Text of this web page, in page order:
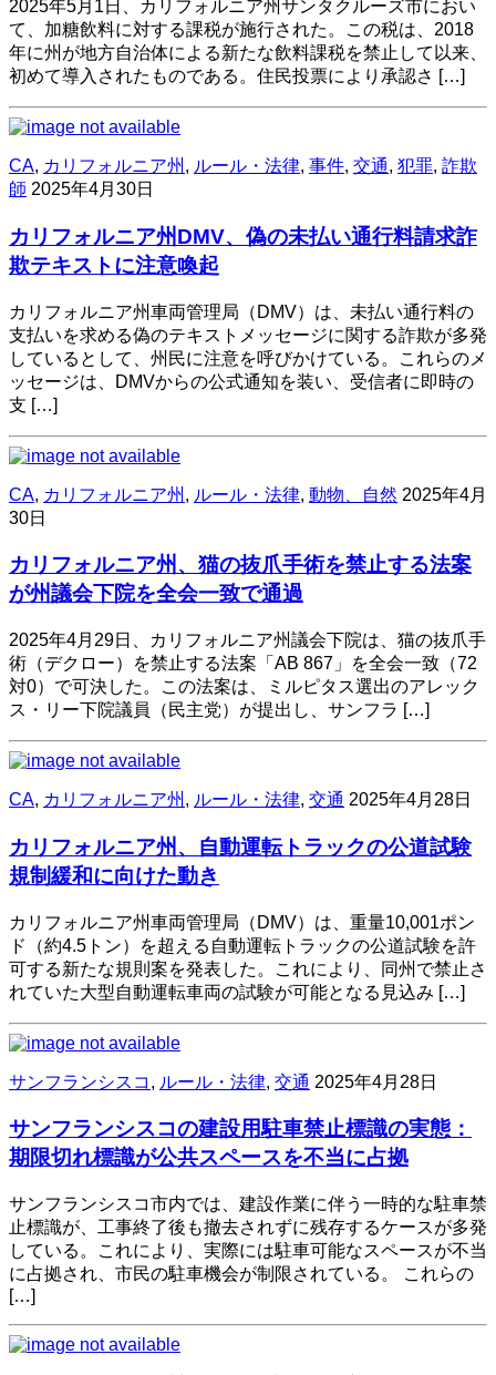
2025年5月1日、カリフォルニア州サンタクルーズ市におい
て、加糖飲料に対する課税が施行された。​この税は、2018
年に州が地方自治体による新たな飲料課税を禁止して以来、
初めて導入されたものである。​住民投票により承認さ […]
CA, カリフォルニア州 , ルール・法律, 事件, 交通, 犯罪, 詐欺
師 2025年4月30日
カリフォルニア州DMV、偽の未払い通行料請求詐
欺テキストに注意喚起
カリフォルニア州車両管理局（DMV）は、未払い通行料の
支払いを求める偽のテキストメッセージに関する詐欺が多発
しているとして、州民に注意を呼びかけている。​これらのメ
ッセージは、DMVからの公式通知を装い、受信者に即時の
支 […]
CA, カリフォルニア州 , ルール・法律, 動物、自然 2025年4月
30日
カリフォルニア州、猫の抜爪手術を禁止する法案
が州議会下院を全会一致で通過​
2025年4月29日、カリフォルニア州議会下院は、猫の抜爪手
術（デクロー）を禁止する法案「AB 867」を全会一致（72
対0）で可決した。​この法案は、ミルピタス選出のアレック
ス・リー下院議員（民主党）が提出し、サンフラ […]
CA, カリフォルニア州 , ルール・法律, 交通 2025年4月28日
カリフォルニア州、自動運転トラックの公道試験
規制緩和に向けた動き
カリフォルニア州車両管理局（DMV）は、重量10,001ポン
ド（約4.5トン）を超える自動運転トラックの公道試験を許
可する新たな規則案を発表した。​これにより、同州で禁止さ
れていた大型自動運転車両の試験が可能となる見込み […]
サンフランシスコ , ルール・法律, 交通 2025年4月28日
サンフランシスコの建設用駐車禁止標識の実態：
期限切れ標識が公共スペースを不当に占拠
サンフランシスコ市内では、建設作業に伴う一時的な駐車禁
止標識が、工事終了後も撤去されずに残存するケースが多発
している。​これにより、実際には駐車可能なスペースが不当
に占拠され、市民の駐車機会が制限されている。​ これらの
[…]